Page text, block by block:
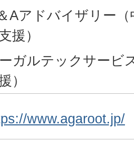
Aアドバイザリー
援）
ガルテックサービ
）
www.agaroot.jp/